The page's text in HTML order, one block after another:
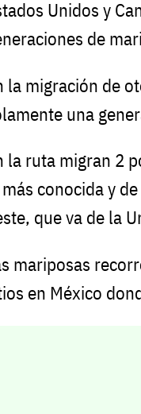
Unidos y
de
la migración de
una
la ruta migran 2
conocida y
que va de la
mariposas
en México